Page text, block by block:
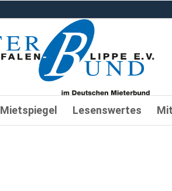
Mietspiegel Lesenswertes